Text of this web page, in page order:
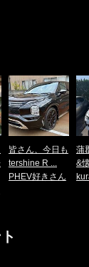
皆さん、今日も
tershine R ...
PHEV好きさん
蒲
&